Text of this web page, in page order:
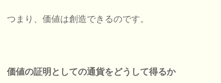
つまり、価値は創造できるのです。
価値の証明としての通貨をどうして得るか